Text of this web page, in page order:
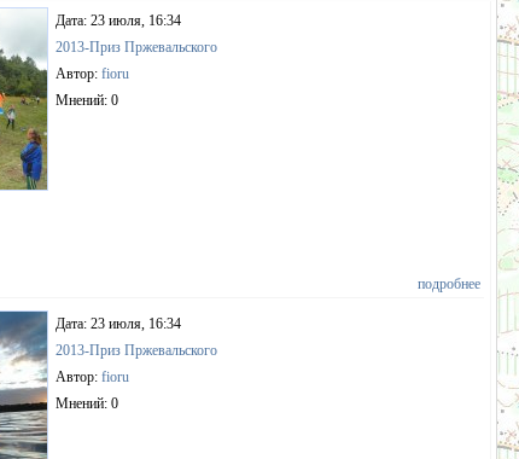
Дата: 23 июля, 16:34
2013-Приз Пржевальского
Автор: fioru
Мнений: 0
подробнее
Дата: 23 июля, 16:34
2013-Приз Пржевальского
Автор: fioru
Мнений: 0